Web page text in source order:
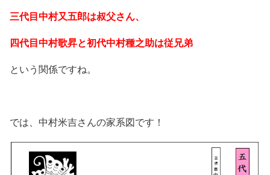
三代目中村又五郎は叔父さん、
四代目中村歌昇と初代中村種之助は従兄弟
という関係ですね。
では、中村米吉さんの家系図です！